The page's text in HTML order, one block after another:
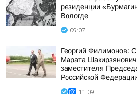
резиденции
Вологде
09:07
Георгий Филимонов:
Марата
заместителя
Российской
11:09